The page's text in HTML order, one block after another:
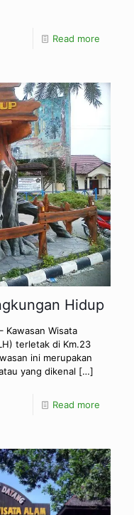
Read more
Hidup
Kawasan Wisata
terletak di Km.23
ini merupakan
yang dikenal […]
Read more